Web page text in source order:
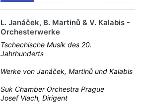
L. Janáček, B. Martinů & V. Kalabis -
Orchesterwerke
Tschechische Musik des 20.
Jahrhunderts
Werke von Janáček, Martinů und Kalabis
Suk Chamber Orchestra Prague
Josef Vlach, Dirigent